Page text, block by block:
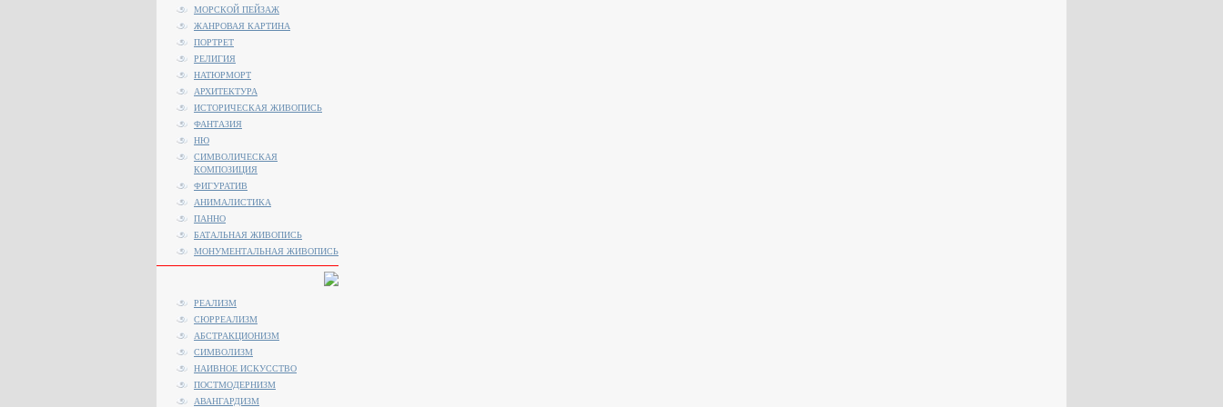
МОРСКОЙ ПЕЙЗАЖ
ЖАНРОВАЯ КАРТИНА
ПОРТРЕТ
РЕЛИГИЯ
НАТЮРМОРТ
АРХИТЕКТУРА
ИСТОРИЧЕСКАЯ ЖИВОПИСЬ
ФАНТАЗИЯ
НЮ
СИМВОЛИЧЕСКАЯ
КОМПОЗИЦИЯ
ФИГУРАТИВ
АНИМАЛИСТИКA
ПАННО
БАТАЛЬНАЯ ЖИВОПИСЬ
МОНУМЕНТАЛЬНАЯ ЖИВОПИСЬ
РЕАЛИЗМ
СЮРРЕАЛИЗМ
АБСТРАКЦИОНИЗМ
СИМВОЛИЗМ
НАИВНОЕ ИСКУССТВО
ПОСТМОДЕРНИЗМ
АВАНГАРДИЗМ